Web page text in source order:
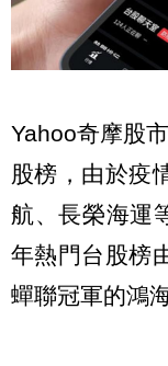
Yahoo奇摩股
股榜，由於疫
航、長榮海運
年熱門台股榜
蟬聯冠軍的鴻海